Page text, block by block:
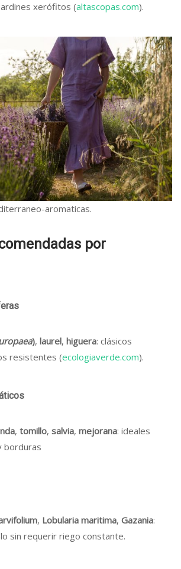
xerófitos (altascopas.com).
aromaticas.
por
), laurel, higuera: clásicos
resistentes (ecologiaverde.com).
, tomillo, salvia, mejorana: ideales
borduras
, Lobularia maritima, Gazania:
sin requerir riego constante.